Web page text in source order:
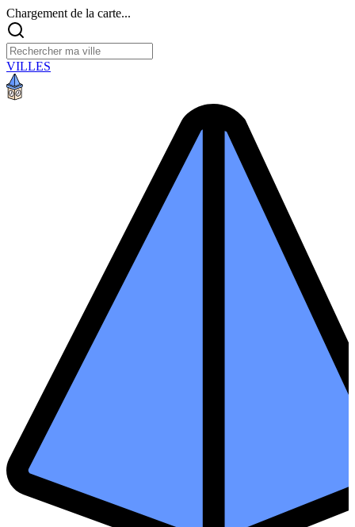
Chargement de la carte...
VILLES